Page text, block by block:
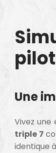
Une
Vivez une
triple 7
identique